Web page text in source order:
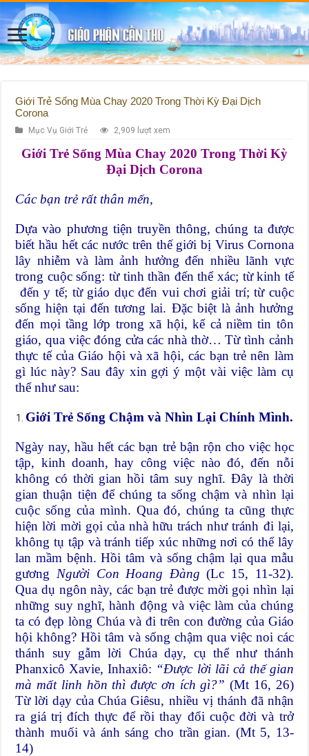
Giới Trẻ Sống Mùa Chay 2020 Trong Thời Kỳ Đại Dịch
Corona
Mục Vụ Giới Trẻ 2,909 lượt xem
Giới Trẻ Sống Mùa Chay 2020 Trong Thời Kỳ
Đại Dịch Corona
Các bạn trẻ rất thân mến,
Dựa vào phương tiện truyền thông, chúng ta được
biết hầu hết các nước trên thế giới bị Virus Cornona
lây nhiễm và làm ảnh hưởng đến nhiều lãnh vực
trong cuộc sống: từ tinh thần đến thể xác; từ kinh tế
đến y tế; từ giáo dục đến vui chơi giải trí; từ cuộc
sống hiện tại đến tương lai. Đặc biệt là ảnh hưởng
đến mọi tầng lớp trong xã hội, kể cả niềm tin tôn
giáo, qua việc đóng cửa các nhà thờ… Từ tình cảnh
thực tế của Giáo hội và xã hội, các bạn trẻ nên làm
gì lúc này? Sau đây xin gợi ý một vài việc làm cụ
thể như sau:
Giới Trẻ Sống Chậm và Nhìn Lại Chính Mình.
Ngày nay, hầu hết các bạn trẻ bận rộn cho việc học
tập, kinh doanh, hay công việc nào đó, đến nỗi
không có thời gian hồi tâm suy nghĩ. Đây là thời
gian thuận tiện để chúng ta sống chậm và nhìn lại
cuộc sống của mình. Qua đó, chúng ta cũng thực
hiện lời mời gọi của nhà hữu trách như tránh đi lại,
không tụ tập và tránh tiếp xúc những nơi có thể lây
lan mầm bệnh. Hồi tâm và sống chậm lại qua mẫu
gương Người Con Hoang Đàng (Lc 15, 11-32).
Qua dụ ngôn này, các bạn trẻ được mời gọi nhìn lại
những suy nghĩ, hành động và việc làm của chúng
ta có đẹp lòng Chúa và đi trên con đường của Giáo
hội không? Hồi tâm và sống chậm qua việc noi các
thánh suy gẫm lời Chúa dạy, cụ thể như thánh
Phanxicô Xavie, Inhaxiô: “Được lời lãi cả thế gian
mà mất linh hồn thì được ơn ích gì?” (Mt 16, 26)
Từ lời dạy của Chúa Giêsu, nhiều vị thánh đã nhận
ra giá trị đích thực để rồi thay đổi cuộc đời và trở
thành muối và ánh sáng cho trần gian. (Mt 5, 13-
14)